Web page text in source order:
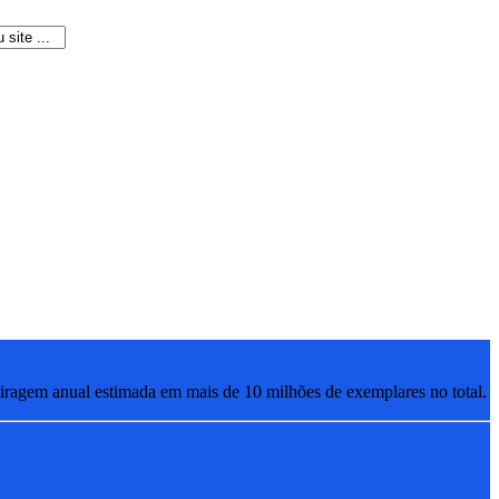
anual estimada em mais de 10 milhões de exemplares no total.